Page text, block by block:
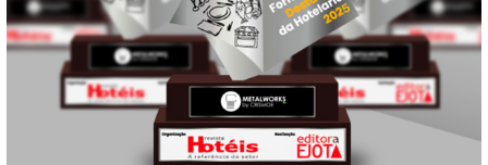
VEJA
TAMBÉM